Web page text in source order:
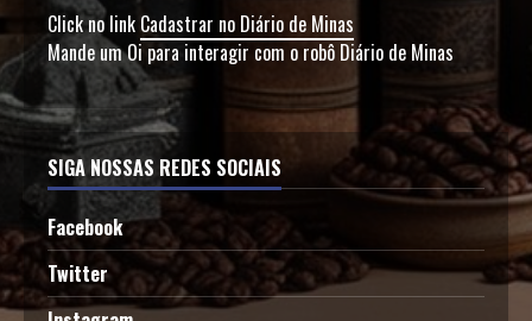
Click no link Cadastrar no Diário de Minas
Mande um Oi para interagir com o robô Diário de Minas
SIGA NOSSAS REDES SOCIAIS
Facebook
Twitter